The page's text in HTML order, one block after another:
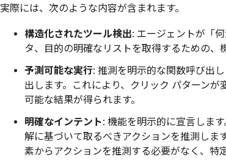
実際には、次のような内容が含まれます。
構造化されたツール検出: エージェントが「
タ、目的の明確なリストを取得するための、
予測可能な実行: 推測を明示的な関数呼び出
出します。これにより、クリック パターン
可能な結果が得られます。
明確なインテント: 機能を明示的に宣言しま
解に基づいて取るべきアクションを推測しま
素からアクションを推測する必要がなく、特